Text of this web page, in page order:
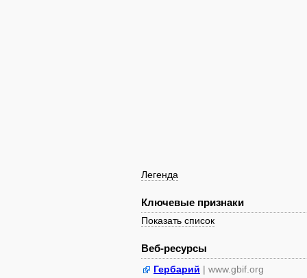
Легенда
Ключевые признаки
Показать список
Веб-ресурсы
Гербарий | www.gbif.org